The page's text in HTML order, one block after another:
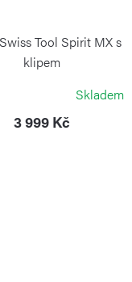
Tool Spirit MX s
klipem
Skladem
3 999 Kč